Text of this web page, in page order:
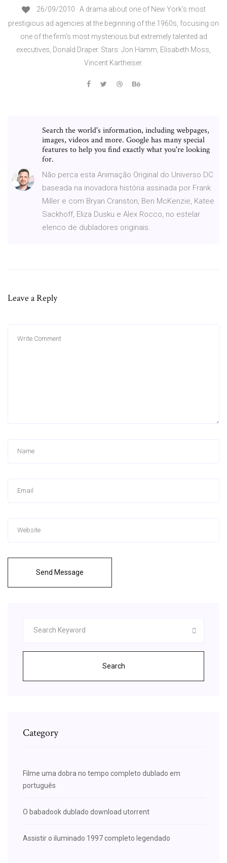
26/09/2010 · A drama about one of New York's most
prestigious ad agencies at the beginning of the 1960s, focusing on
one of the firm's most mysterious but extremely talented ad
executives, Donald Draper. Stars: Jon Hamm, Elisabeth Moss,
Vincent Kartheiser.
Search the world's information, including webpages,
images, videos and more. Google has many special
features to help you find exactly what you're looking
for.
Não perca esta Animação Original do Universo DC
baseada na inovadora história assinada por Frank
Miller e com Bryan Cranston, Ben McKenzie, Katee
Sackhoff, Eliza Dusku e Alex Rocco, no estelar
elenco de dubladores originais.
Leave a Reply
Send Message
Search
Category
Filme uma dobra no tempo completo dublado em
português
O babadook dublado download utorrent
Assistir o iluminado 1997 completo legendado